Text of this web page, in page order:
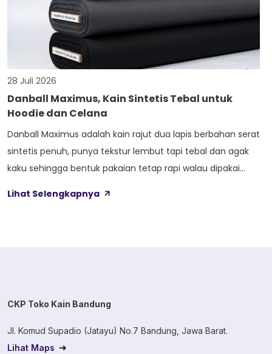
28 Juli 2026
Danball Maximus, Kain Sintetis Tebal untuk
Hoodie dan Celana
Danball Maximus adalah kain rajut dua lapis berbahan serat
sintetis penuh, punya tekstur lembut tapi tebal dan agak
kaku sehingga bentuk pakaian tetap rapi walau dipakai
yaitu Cool Touch, Wicking Process, Anti Bacterial, dan Anti
Lihat Selengkapnya
CKP Toko Kain Bandung
Jl. Komud Supadio (Jatayu) No.7 Bandung, Jawa Barat.
Lihat Maps